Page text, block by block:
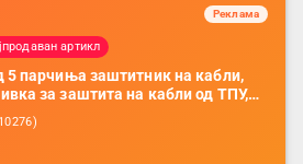
Реклама
артикл
5 парчиња заштитник на кабли,
за заштита на кабли од ТПУ,
за заштита на кабли, без
за мобилни телефони, комплет
10276)